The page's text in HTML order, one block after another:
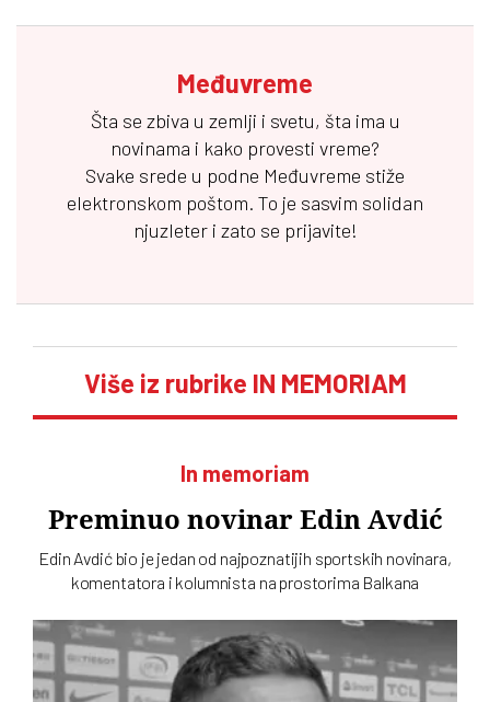
Međuvreme
Šta se zbiva u zemlji i svetu, šta ima u
novinama i kako provesti vreme?
Svake srede u podne Međuvreme stiže
elektronskom poštom. To je sasvim solidan
njuzleter i zato se prijavite!
Više iz rubrike IN MEMORIAM
In memoriam
Preminuo novinar Edin Avdić
Edin Avdić bio je jedan od najpoznatijih sportskih novinara,
komentatora i kolumnista na prostorima Balkana